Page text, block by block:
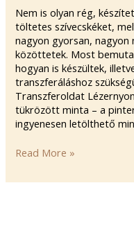
Nem is olyan rég,
töltetes szívecskéket,
nagyon gyorsan,
közöttetek. Most
hogyan is készültek,
transzferáláshoz
Transzferoldat
tükrözött minta – a
ingyenesen letölthető
Read More »